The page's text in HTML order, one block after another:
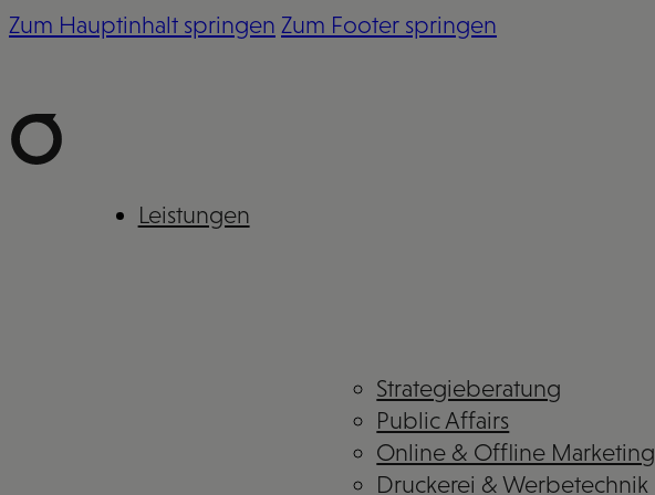
Zum Hauptinhalt springen Zum Footer springen
Leistungen
Strategieberatung
Public Affairs
Online & Offline Marketing
Druckerei & Werbetechnik